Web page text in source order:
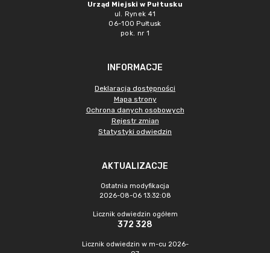
Urząd Miejski w Pułtusku
ul. Rynek 41
06-100 Pułtusk
pok. nr 1
INFORMACJE
Deklaracja dostępności
Mapa strony
Ochrona danych osobowych
Rejestr zmian
Statystyki odwiedzin
AKTUALIZACJE
Ostatnia modyfikacja
2026-08-06 13:32:08
Licznik odwiedzin ogółem
372 328
Licznik odwiedzin w m-cu 2026-